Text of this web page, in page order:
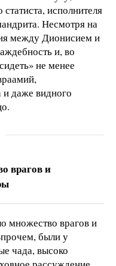
исполнителя
Несмотря на
между Дионисием и
и, во
не менее
и даже видного
врагов и
множество врагов и
были у
чада, высоко